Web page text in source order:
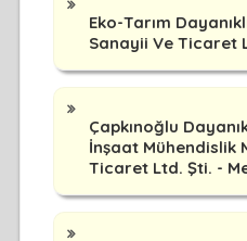
Eko-Tarım
Sanayii Ve Ticaret
Çapkınoğlu
İnşaat Mühendislik
Ticaret Ltd. Şti. -